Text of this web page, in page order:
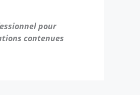
pour
contenues